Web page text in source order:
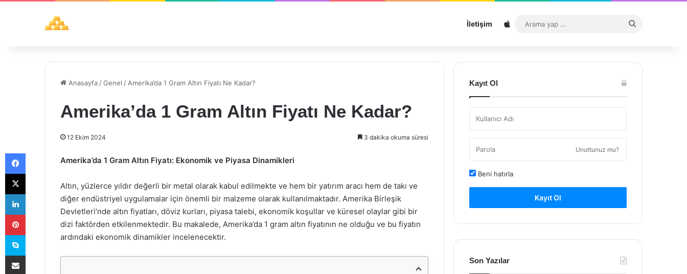
İletişim Sitemap
...
Anasayfa /Genel / Amerika’da 1 Gram Altın Fiyatı Ne Kadar?
Amerika’da 1 Gram Altın Fiyatı Ne Kadar?
12 Ekim 2024 3 dakika okuma süresi
Amerika’da 1 Gram Altın Fiyatı: Ekonomik ve Piyasa Dinamikleri
Altın, yüzlerce yıldır değerli bir metal olarak kabul edilmekte ve hem bir yatırım aracı hem de takı ve
diğer endüstriyel uygulamalar için önemli bir malzeme olarak kullanılmaktadır. Amerika Birleşik
Devletleri’nde altın fiyatları, döviz kurları, piyasa talebi, ekonomik koşullar ve küresel olaylar gibi bir
dizi faktörden etkilenmektedir. Bu makalede, Amerika’da 1 gram altın fiyatının ne olduğu ve bu fiyatın
ardındaki ekonomik dinamikler incelenecektir.
Kayıt Ol
Unuttunuz mu?
Beni hatırla
Kayıt Ol
Son Yazılar
Facebook
X
LinkedIn
Pinterest
Skype
E-Posta ile paylaş